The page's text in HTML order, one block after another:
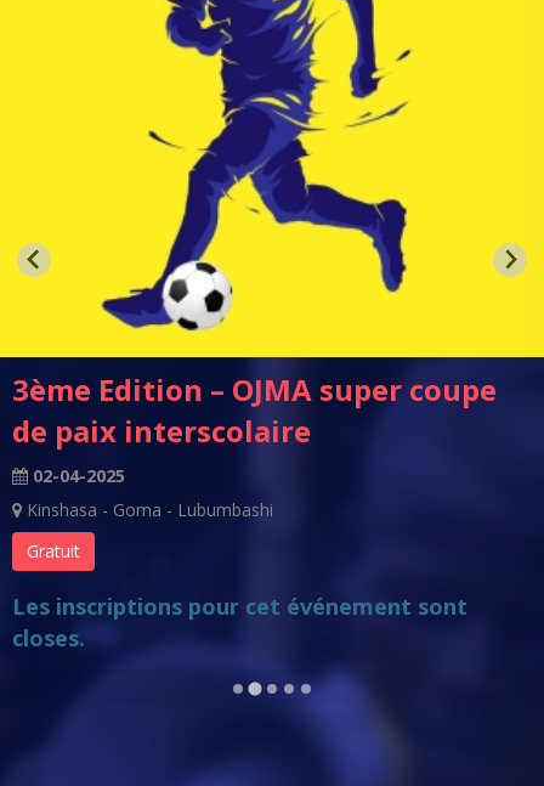
3ème Edition – OJMA super coupe
de paix interscolaire
02-04-2025
Kinshasa - Goma - Lubumbashi
Gratuit
Les inscriptions pour cet événement sont
closes.